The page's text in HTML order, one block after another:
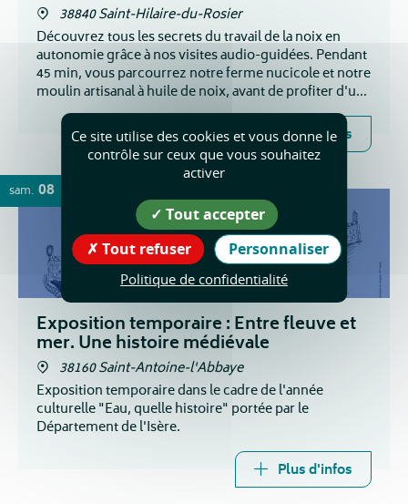
38840 Saint-Hilaire-du-Rosier
Découvrez tous les secrets du travail de la noix en
autonomie grâce à nos visites audio-guidées. Pendant
45 min, vous parcourrez notre ferme nucicole et notre
moulin artisanal à huile de noix, avant de profiter d'une
dégustation de nos produits !
Plus d'infos
sam. 08
Exposition temporaire : Entre fleuve et
mer. Une histoire médiévale
38160 Saint-Antoine-l'Abbaye
Exposition temporaire dans le cadre de l'année
culturelle "Eau, quelle histoire" portée par le
Département de l'Isère.
Plus d'infos
Ce site utilise des cookies et vous donne le
contrôle sur ceux que vous souhaitez
activer
Tout accepter
Tout refuser
Personnaliser
Politique de confidentialité